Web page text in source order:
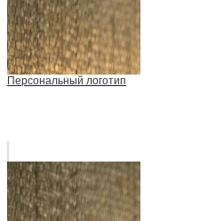
Персональный логотип